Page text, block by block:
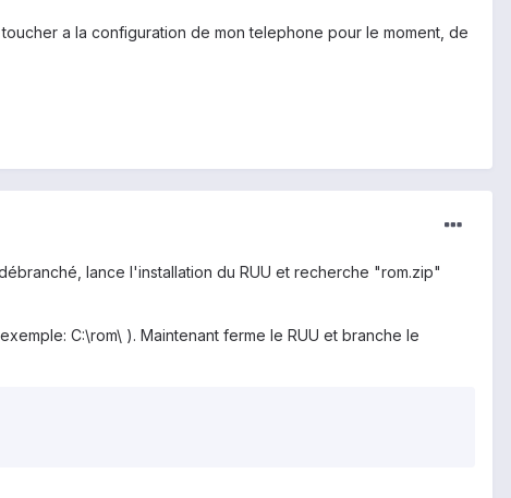
a la configuration de mon telephone pour le moment, de
lance l'installation du RUU et recherche "rom.zip"
C:\rom\ ). Maintenant ferme le RUU et branche le